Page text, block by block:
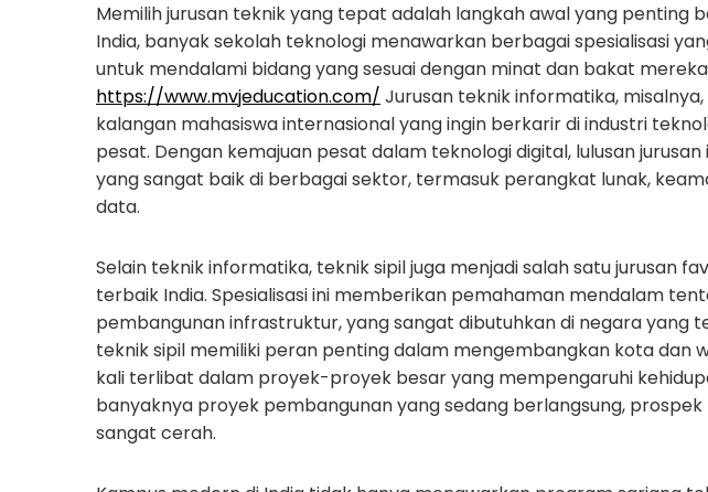
Memilih jurusan teknik yang tepat adalah langkah awal yang penting
India, banyak sekolah teknologi menawarkan berbagai spesialisasi
untuk mendalami bidang yang sesuai dengan minat dan bakat
https://www.mvjeducation.com/ Jurusan teknik informatika,
kalangan mahasiswa internasional yang ingin berkarir di industri
pesat. Dengan kemajuan pesat dalam teknologi digital, lulusan
yang sangat baik di berbagai sektor, termasuk perangkat lunak,
data.
Selain teknik informatika, teknik sipil juga menjadi salah satu jurusan
terbaik India. Spesialisasi ini memberikan pemahaman mendalam
pembangunan infrastruktur, yang sangat dibutuhkan di negara yang
teknik sipil memiliki peran penting dalam mengembangkan kota dan
kali terlibat dalam proyek-proyek besar yang mempengaruhi
banyaknya proyek pembangunan yang sedang berlangsung, prospek
sangat cerah.